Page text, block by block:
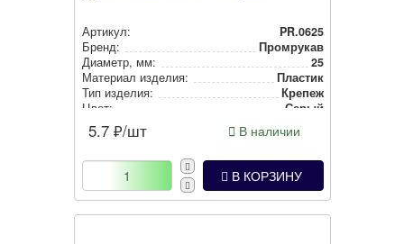
Артикул:
PR.0625
Бренд:
Промрукав
Диаметр, мм:
25
Материал изделия:
Пластик
Тип изделия:
Крепеж
Цвет:
Серый
Покрытие:
5.7 ₽/шт В наличии
В КОРЗИНУ